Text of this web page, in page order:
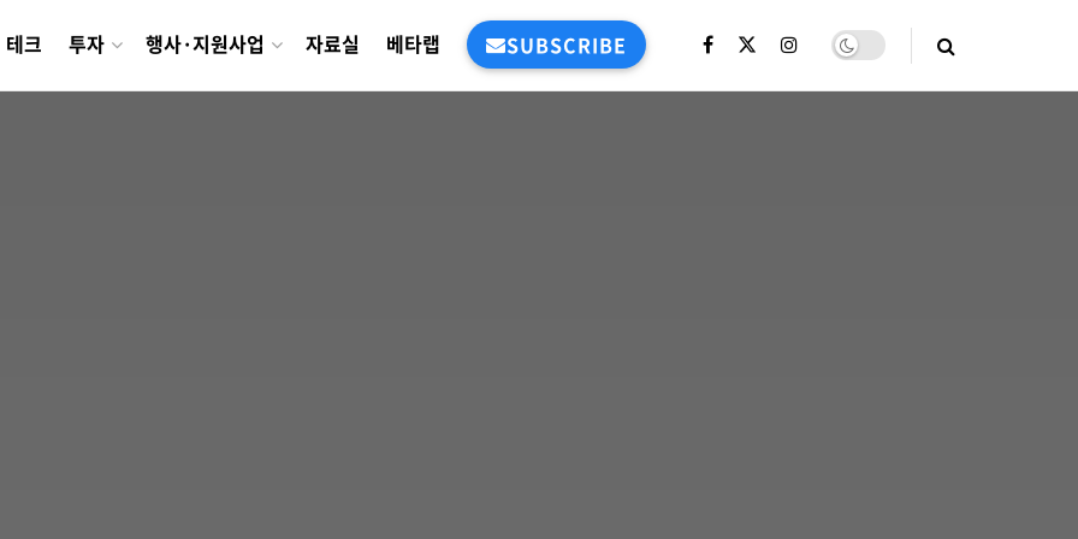
테크 투자 행사·지원사업 자료실 베타랩 SUBSCRIBE